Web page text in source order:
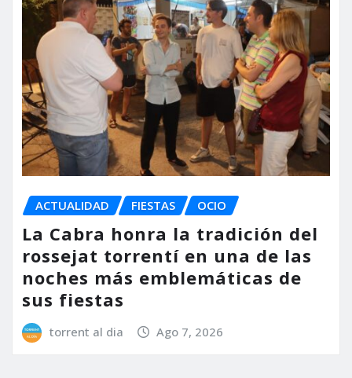
ACTUALIDAD FIESTAS OCIO
La Cabra honra la tradición del
rossejat torrentí en una de las
noches más emblemáticas de
sus fiestas
torrent al dia Ago 7, 2026